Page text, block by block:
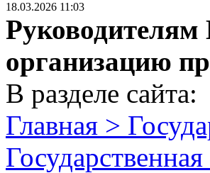
18.03.2026 11:03
организацию
В разделе сайта:
Главная >